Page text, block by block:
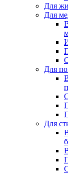
Для
Для
Для
Для